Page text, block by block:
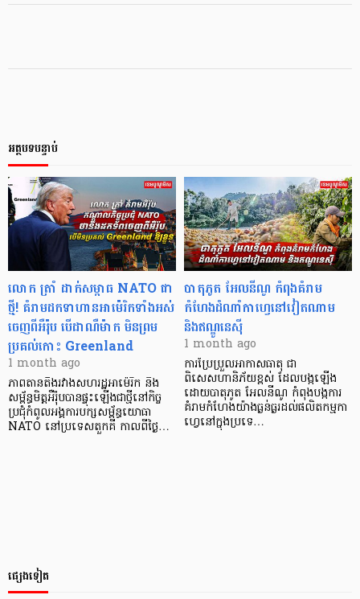
អត្ថបទបន្ទាប់
លោក ត្រាំ ដាក់សម្ពាធ​ NATO ជា
ថ្មី! គំរាមដកទាហានអាម៉េរិកទាំងអស់
ចេញពីអឺរ៉ុប បើដាណឺម៉ាក មិនព្រម
ប្រគល់កោះ Greenland
1 month ago
ភាពតានតឹងរវាងសហរដ្ឋអាម៉េរិក និង
សម្ព័ន្ធមិត្តអឺរ៉ុបបានផ្ទុះឡើងជាថ្មីនៅកិច្ច
ប្រជុំកំពូល​អង្គការបក្សសម្ព័ន្ធយោធា
NATO នៅប្រទេសតួកគី កាលពីថ្ងៃ…
បាតុភូត​ អែលនីណូ កំពុងគំរាម
កំហែងដំណាំកាហ្វេនៅវៀតណាម
និងឥណ្ឌូនេស៊ី
1 month ago
ការប្រែប្រួលអាកាសធាតុ ជា
ពិសេសហានិភ័យខ្ពស់ ដែលបង្កឡើង
ដោយបាតុភូត អែលនីណូ កំពុងបង្កការ
គំរាមកំហែងយ៉ាងធ្ងន់ធ្ងរដល់ផលិតកម្មកា
ហ្វេនៅក្នុងប្រទេ…
ផ្សេងទៀត